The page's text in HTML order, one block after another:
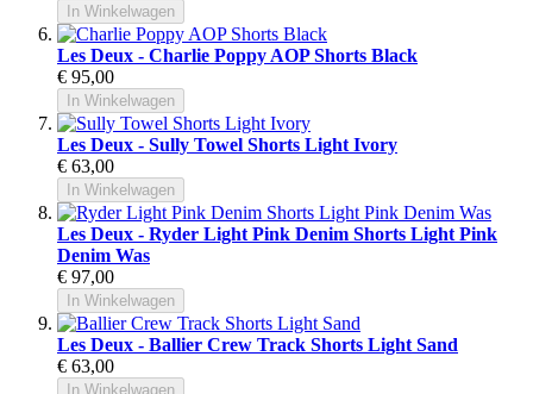
In Winkelwagen
Les Deux - Charlie Poppy AOP Shorts Black
€ 95,00
In Winkelwagen
Les Deux - Sully Towel Shorts Light Ivory
€ 63,00
In Winkelwagen
Les Deux - Ryder Light Pink Denim Shorts Light Pink
Denim Was
€ 97,00
In Winkelwagen
Les Deux - Ballier Crew Track Shorts Light Sand
€ 63,00
In Winkelwagen